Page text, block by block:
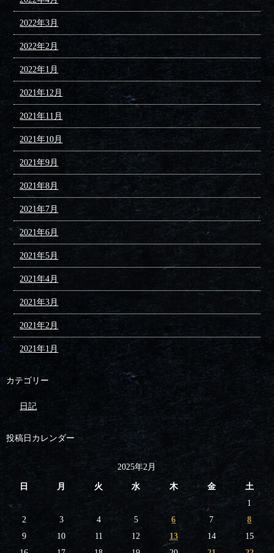
2022年3月
2022年2月
2022年1月
2021年12月
2021年11月
2021年10月
2021年9月
2021年8月
2021年7月
2021年6月
2021年5月
2021年4月
2021年3月
2021年2月
2021年1月
カテゴリー
日記
投稿日カレンダー
2025年2月
日 月 火 水 木 金
土
1
2
3 4 5 6 7
8
9
10 11 12 13 14
15